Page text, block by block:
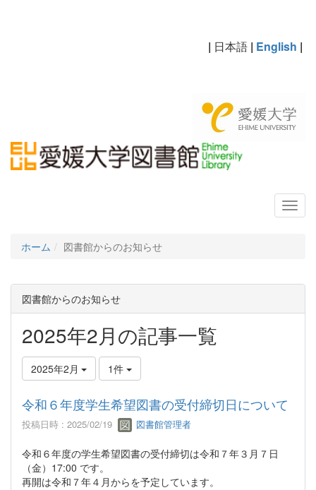
| 日本語 | English |
ホーム 図書館からのお知らせ
図書館からのお知らせ
2025年2月の記事一覧
2025年2月 1件
令和６年度学生希望図書の受付締切日について
投稿日時 : 2025/02/19 図書館管理者
令和６年度の学生希望図書の受付締切は令和７年３月７日
（金）17:00 です。
再開は令和７年４月からを予定しています。